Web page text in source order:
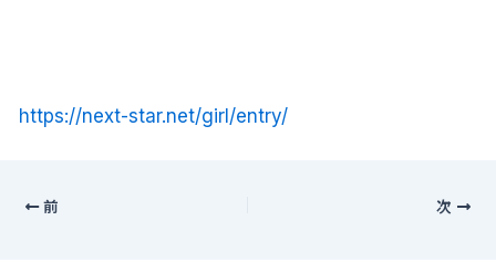
https://next-star.net/girl/entry/
前 次